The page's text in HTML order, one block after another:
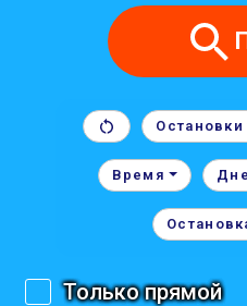
Остановки
Время
Только прямой